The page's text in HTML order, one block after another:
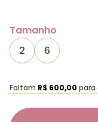
Tamanho
2
6
Faltam R$ 600,00 para